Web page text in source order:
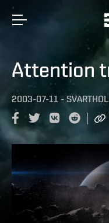
Attention
2003-07-11 -SVARTHOL